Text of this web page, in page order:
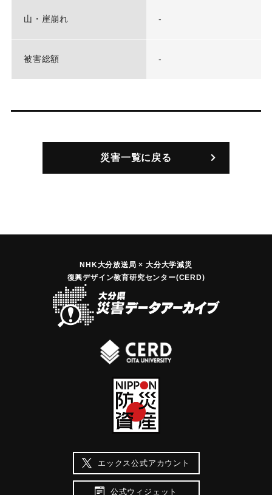
山・崖崩れ -
被害総額 -
災害一覧に戻る
NHK大分放送局 × 大分大学減災
復興デザイン教育研究センター(CERD)
エックス公式アカウント
公式ウィジェット